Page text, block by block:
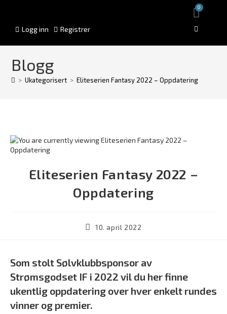
Logg inn Registrer
0
Blogg
> Ukategorisert > Eliteserien Fantasy 2022 – Oppdatering
Eliteserien Fantasy 2022 –
Oppdatering
10. april 2022
Som stolt Sølvklubbsponsor av
Strømsgodset IF i 2022 vil du her finne
ukentlig oppdatering over hver enkelt rundes
vinner og premier.